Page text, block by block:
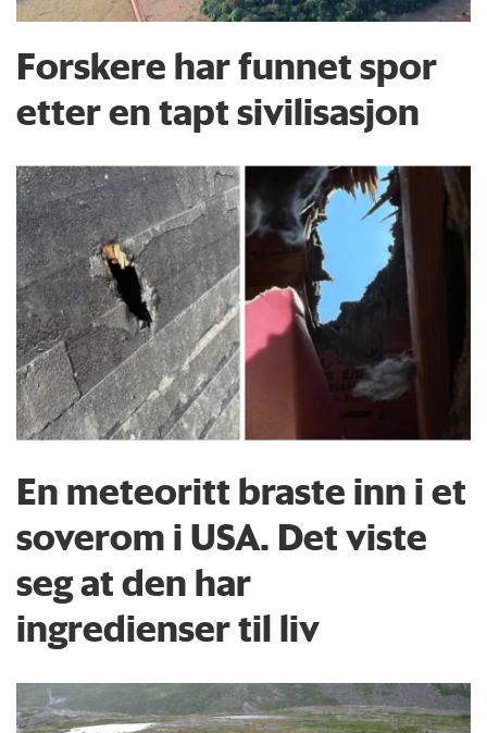
Forskere har funnet spor
etter en tapt sivilisasjon
En meteoritt braste inn i et
soverom i USA. Det viste
seg at den har
ingredienser til liv